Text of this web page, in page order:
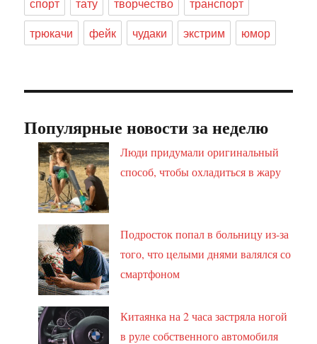
трюкачи
фейк чудаки экстрим юмор
Популярные новости за неделю
Люди придумали оригинальный
способ, чтобы охладиться в жару
Подросток попал в больницу из-за
того, что целыми днями валялся со
смартфоном
Китаянка на 2 часа застряла ногой
в руле собственного автомобиля